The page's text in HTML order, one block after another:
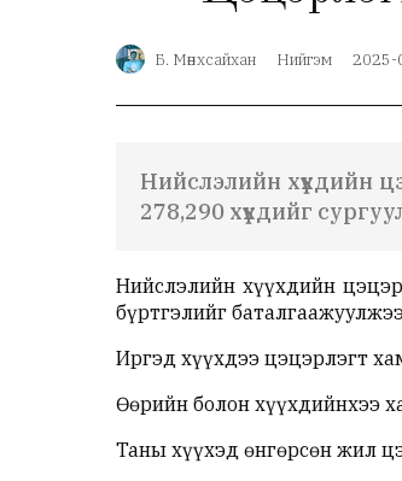
Б. Мөнхсайхан Нийгэм 2025-
Нийслэлийн хүүхдийн
278,290 хүүхдийг
Нийслэлийн хүүхдийн
бүртгэлийг
Иргэд хүүхдээ цэцэрлэгт
Өөрийн болон хүүхдийнхээ
Таны хүүхэд өнгөрсөн жил